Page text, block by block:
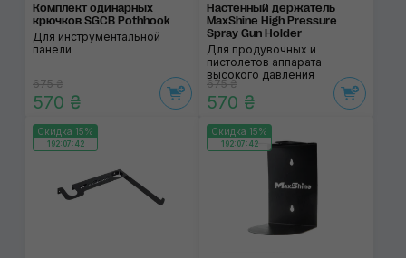
Комплект одинарных
крючков SGCB Pothhook
Для инструментальной
панели
675 ₴
570 ₴
Настенный держатель
MaxShine High Pressure
Spray Gun Holder
Для продувочных и
пистолетов аппарата
высокого давления
675 ₴
570 ₴
Скидка 15%
192:07:42
Скидка 15%
192:07:42